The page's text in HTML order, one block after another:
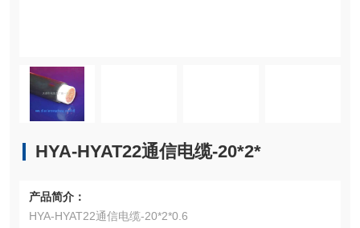
HYA-HYAT22通信电缆-20*2*
产品简介：
HYA-HYAT22通信电缆-20*2*0.6